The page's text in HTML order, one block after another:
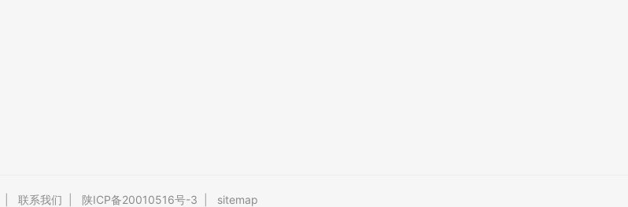
联系我们 陕ICP备20010516号-3 sitemap